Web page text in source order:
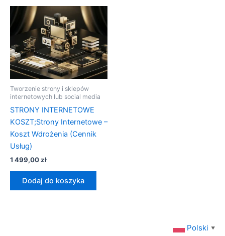
Tworzenie strony i sklepów
internetowych lub social media
STRONY INTERNETOWE
KOSZT;Strony Internetowe –
Koszt Wdrożenia (Cennik
Usług)
1 499,00zł
Dodaj do koszyka
Polski ▼